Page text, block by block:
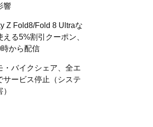
響
Z Fold8/Fold 8 Ultraな
える5%割引クーポン、
から配信
・バイクシェア、全エ
サービス停止（システ